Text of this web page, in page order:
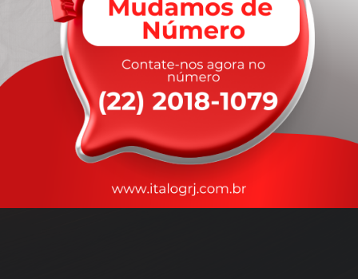
rapidez
que você precisa,
com a qualidade que vocêmerece.
Nossos motoristas são treinados para garantir a máxima
durante o transporte, com rastreamento em tempo real.